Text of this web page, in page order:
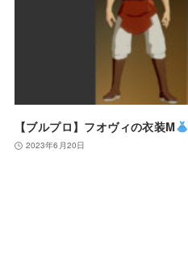
【ブルプロ】フオヴィの衣装M
2023年6月20日